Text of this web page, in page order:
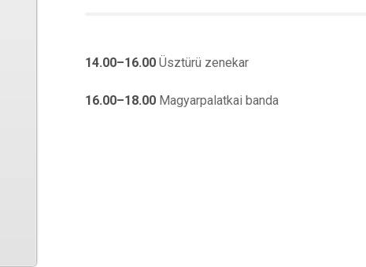
14.00–16.00 Üsztürü zenekar
16.00–18.00 Magyarpalatkai banda